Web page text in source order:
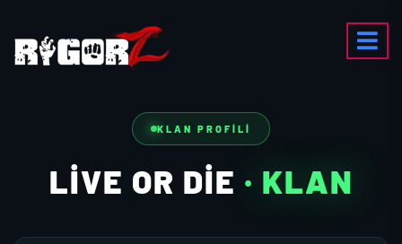
KLAN PROFILI
LİVE OR DİE · KLAN